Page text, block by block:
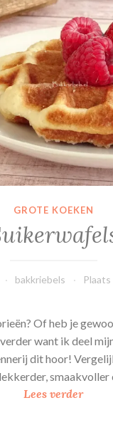
GROTE KOEKEN
bakkriebels
Of heb je
verder want ik deel
dit hoor!
smaakvoller
Lees verderS